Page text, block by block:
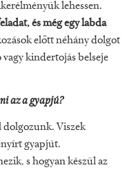
lehessen.
és még egy labda
előtt néhány dolgot
kindertojás belseje
az a gyapjú?
dolgozunk. Viszek
gyapjút.
s hogyan készül az